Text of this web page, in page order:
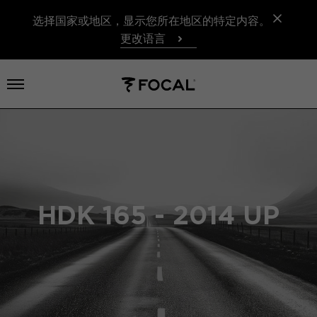
选择国家或地区，显示您所在地区的特定内容。
更改语言
打开菜单
HDK 165 - 2014 UP